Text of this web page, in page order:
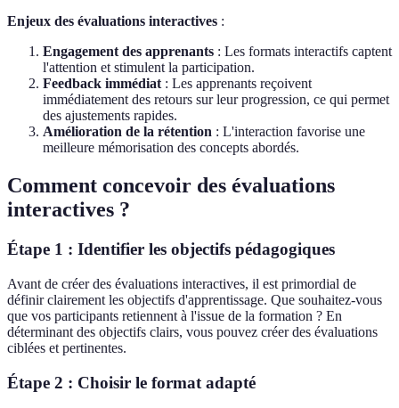
Enjeux des évaluations interactives :
Engagement des apprenants : Les formats interactifs captent
l'attention et stimulent la participation.
Feedback immédiat: Les apprenants reçoivent
immédiatement des retours sur leur progression, ce qui permet
des ajustements rapides.
Amélioration de la rétention : L'interaction favorise une
meilleure mémorisation des concepts abordés.
Comment concevoir des évaluations
interactives ?
Étape 1 : Identifier les objectifs pédagogiques
Avant de créer des évaluations interactives, il est primordial de
définir clairement les objectifs d'apprentissage. Que souhaitez-vous
que vos participants retiennent à l'issue de la formation ? En
déterminant des objectifs clairs, vous pouvez créer des évaluations
ciblées et pertinentes.
Étape 2 : Choisir le format adapté